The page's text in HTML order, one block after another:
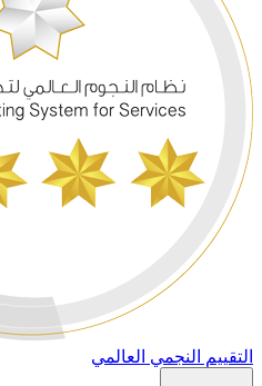
التقييم النجمي العالمي